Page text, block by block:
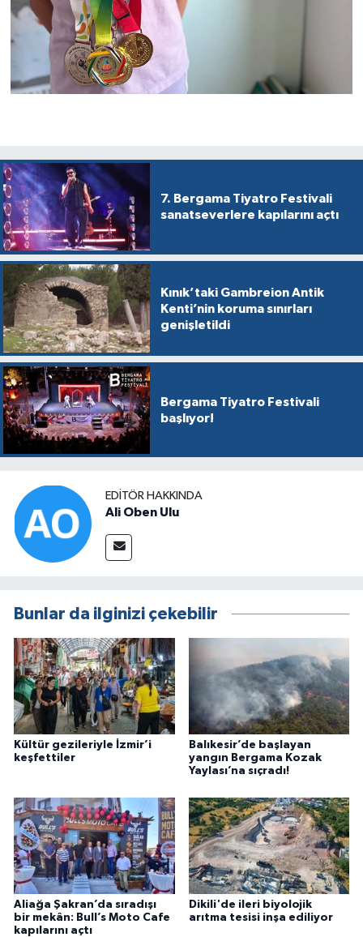
7. Bergama Tiyatro Festivali
sanatseverlere kapılarını açtı
Kınık’taki Gambreion Antik
Kenti’nin koruma sınırları
genişletildi
Bergama Tiyatro Festivali
başlıyor!
EDITÖR HAKKINDA
Ali Oben Ulu
Bunlar da ilginizi çekebilir
Kültür gezileriyle İzmir’i
keşfettiler
Balıkesir’de başlayan
yangın Bergama Kozak
Yaylası’na sıçradı!
Aliağa Şakran’da sıradışı
bir mekân: Bull’s Moto Cafe
kapılarını açtı
Dikili'de ileri biyolojik
arıtma tesisi inşa ediliyor